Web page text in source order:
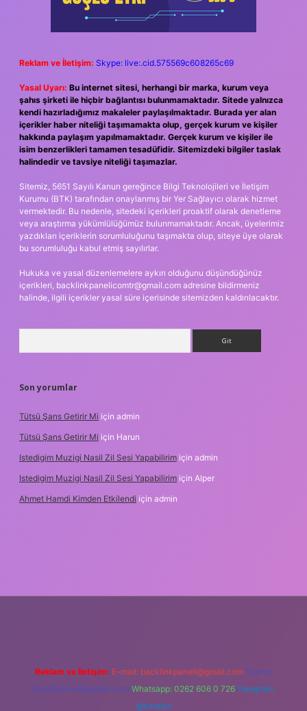
Reklam ve İletişim: Skype: live:.cid.575569c608265c69
Yasal Uyarı: Bu internet sitesi, herhangi bir marka, kurum veya
şahıs şirketi ile hiçbir bağlantısı bulunmamaktadır. Sitede yalnızca
kendi hazırladığımız makaleler paylaşılmaktadır. Burada yer alan
içerikler haber niteliği taşımamakta olup, gerçek kurum ve kişiler
hakkında paylaşım yapılmamaktadır. Gerçek kurum ve kişiler ile
isim benzerlikleri tamamen tesadüfidir. Sitemizdeki bilgiler taslak
halindedir ve tavsiye niteliği taşımazlar.
Sitemiz, 5651 Sayılı Kanun gereğince Bilgi Teknolojileri ve İletişim
Kurumu (BTK) tarafından onaylanmış bir Yer Sağlayıcı olarak hizmet
vermektedir. Bu nedenle, sitedeki içerikleri proaktif olarak denetleme
veya araştırma yükümlülüğümüz bulunmamaktadır. Ancak, üyelerimiz
yazdıkları içeriklerin sorumluluğunu taşımakta olup, siteye üye olarak
bu sorumluluğu kabul etmiş sayılırlar.
Hukuka ve yasal düzenlemelere aykırı olduğunu düşündüğünüz
içerikleri, backlinkpanelicomtr@gmail.com adresine bildirmeniz
halinde, ilgili içerikler yasal süre içerisinde sitemizden kaldırılacaktır.
Son yorumlar
Tütsü Şans Getirir Mi için admin
Tütsü Şans Getirir Mi için Harun
Istedigim Muzigi Nasil Zil Sesi Yapabilirim için admin
Istedigim Muzigi Nasil Zil Sesi Yapabilirim için Alper
Ahmet Hamdi Kimden Etkilendi için admin
Reklam ve İletişim: E-mail: backlinkpaneli@gmail.com Teams:
forumhizmeti@gmail.com Whatsapp: 0262 606 0 726 Telegram:
@karabul